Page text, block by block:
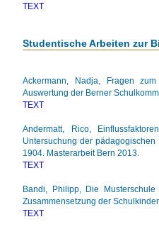
TEXT
Studentische Arbeiten zur
Ackermann, Nadja, Fragen
Auswertung der Berner
TEXT
Andermatt, Rico,
Untersuchung der
1904. Masterarbeit Bern 2013.
TEXT
Bandi, Philipp, Die
Zusammensetzung der
TEXT